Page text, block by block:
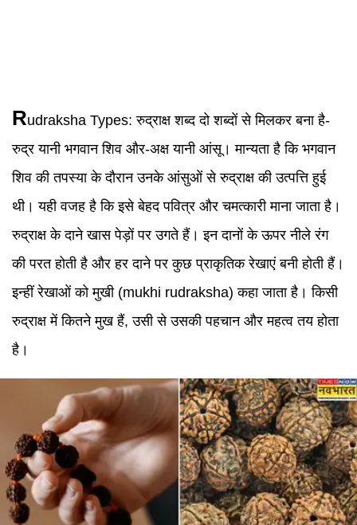
Rudraksha Types: रुद्राक्ष शब्द दो शब्दों से मिलकर बना है-
रुद्र यानी भगवान शिव और-अक्ष यानी आंसू। मान्यता है कि भगवान
शिव की तपस्या के दौरान उनके आंसुओं से रुद्राक्ष की उत्पत्ति हुई
थी। यही वजह है कि इसे बेहद पवित्र और चमत्कारी माना जाता है।
रुद्राक्ष के दाने खास पेड़ों पर उगते हैं। इन दानों के ऊपर नीले रंग
की परत होती है और हर दाने पर कुछ प्राकृतिक रेखाएं बनी होती हैं।
इन्हीं रेखाओं को मुखी (mukhi rudraksha) कहा जाता है। किसी
रुद्राक्ष में कितने मुख हैं, उसी से उसकी पहचान और महत्व तय होता
है।